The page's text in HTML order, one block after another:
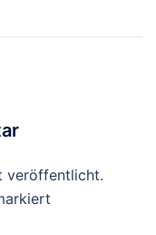
veröffentlicht.